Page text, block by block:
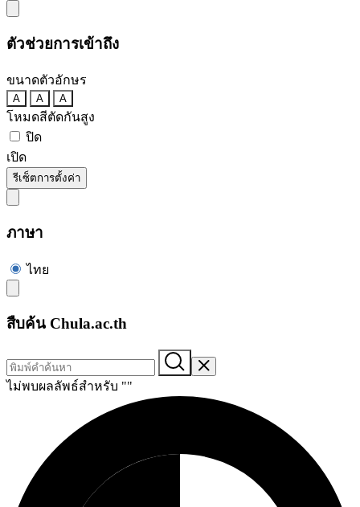
ตัวช่วยการเข้าถึง
ขนาดตัวอักษร
A A A
โหมดสีตัดกันสูง
ปิด
เปิด
รีเซ็ตการตั้งค่า
ภาษา
ไทย
สืบค้น Chula.ac.th
ไม่พบผลลัพธ์สำหรับ ""